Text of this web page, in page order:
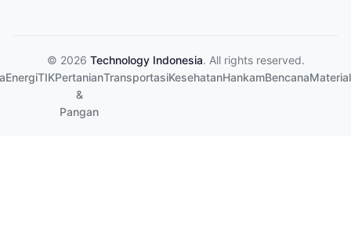
© 2026 Technology Indonesia. All rights reserved.
EnergiTIKPertanian
&
Pangan
TransportasiKesehatanHankamBencanaMaterial